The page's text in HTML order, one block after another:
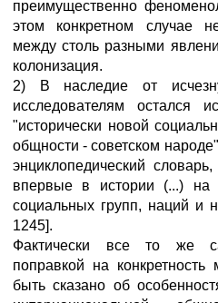
преимущественно
этом конкретном случае
между столь разными
колонизация.
2) В наследие от
исследователям остался
"исторически новой
общности - советском
энциклопедический
впервые в истории (...) на
социальных групп, наций и
1245].
Фактически все то же
поправкой на
быть сказано об